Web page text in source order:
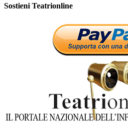
Sostieni Teatrionline